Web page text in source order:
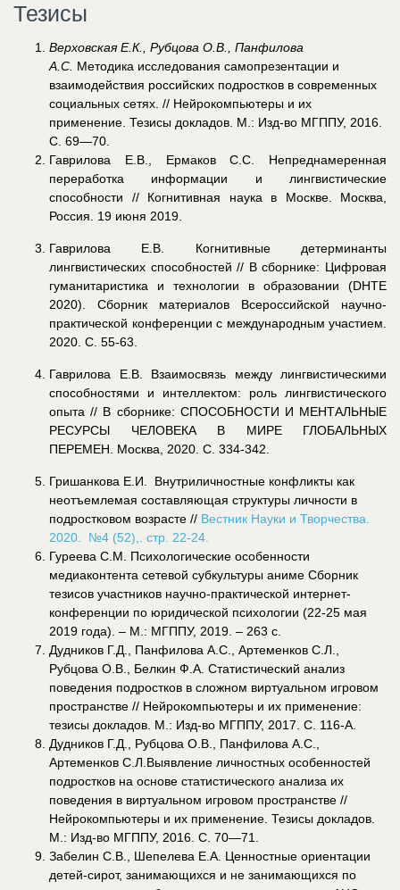
Тезисы
Верховская Е.К., Рубцова О.В., Панфилова
А.С. Методика исследования самопрезентации и
взаимодействия российских подростков в современных
социальных сетях. // Нейрокомпьютеры и их
применение. Тезисы докладов. М.: Изд-во МГППУ, 2016.
С. 69—70.
Гаврилова Е.В., Ермаков С.С. Непреднамеренная
переработка информации и лингвистические
способности // Когнитивная наука в Москве. Москва,
Россия. 19 июня 2019.
Гаврилова Е.В. Когнитивные детерминанты
лингвистических способностей // В сборнике: Цифровая
гуманитаристика и технологии в образовании (DHTE
2020). Сборник материалов Всероссийской научно-
практической конференции с международным участием.
2020. С. 55-63.
Гаврилова Е.В. Взаимосвязь между лингвистическими
способностями и интеллектом: роль лингвистического
опыта // В сборнике: СПОСОБНОСТИ И МЕНТАЛЬНЫЕ
РЕСУРСЫ ЧЕЛОВЕКА В МИРЕ ГЛОБАЛЬНЫХ
ПЕРЕМЕН. Москва, 2020. С. 334-342.
Гришанкова Е.И. Внутриличностные конфликты как
неотъемлемая составляющая структуры личности в
подростковом возрасте // Вестник Науки и Творчества.
2020. №4 (52),. стр. 22-24.
Гуреева С.М. Психологические особенности
медиаконтента сетевой субкультуры аниме Сборник
тезисов участников научно-практической интернет-
конференции по юридической психологии (22-25 мая
2019 года). – М.: МГППУ, 2019. – 263 с.
Дудников Г.Д., Панфилова А.С., Артеменков С.Л.,
Рубцова О.В., Белкин Ф.А. Статистический анализ
поведения подростков в сложном виртуальном игровом
пространстве // Нейрокомпьютеры и их применение:
тезисы докладов. М.: Изд-во МГППУ, 2017. С. 116-А.
Дудников Г.Д., Рубцова О.В., Панфилова А.С.,
Артеменков С.Л.Выявление личностных особенностей
подростков на основе статистического анализа их
поведения в виртуальном игровом пространстве //
Нейрокомпьютеры и их применение. Тезисы докладов.
М.: Изд-во МГППУ, 2016. С. 70—71.
Забелин С.В., Шепелева Е.А. Ценностные ориентации
детей-сирот, занимающихся и не занимающихся по